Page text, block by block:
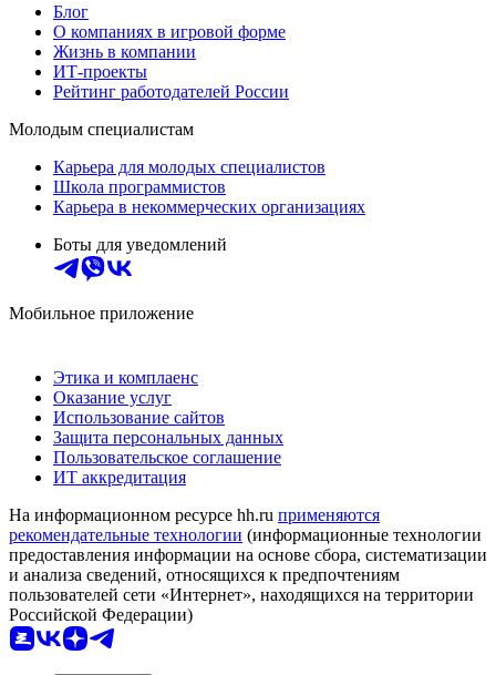
Блог
О компаниях в игровой форме
Жизнь в компании
ИТ-проекты
Рейтинг работодателей России
Молодым специалистам
Карьера для молодых специалистов
Школа программистов
Карьера в некоммерческих организациях
Боты для уведомлений
Мобильное приложение
Этика и комплаенс
Оказание услуг
Использование сайтов
Защита персональных данных
Пользовательское соглашение
ИТ аккредитация
На информационном ресурсе hh.ru применяются
рекомендательные технологии (информационные технологии
предоставления информации на основе сбора, систематизации
и анализа сведений, относящихся к предпочтениям
пользователей сети «Интернет», находящихся на территории
Российской Федерации)